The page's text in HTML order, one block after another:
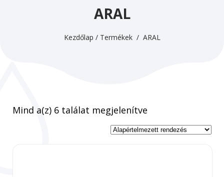
ARAL
Kezdőlap / Termékek/ ARAL
Mind a(z) 6 találat megjelenítve